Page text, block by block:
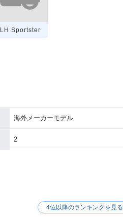
Sportster
海外メーカーモデル
2
4位以降のランキングを見る